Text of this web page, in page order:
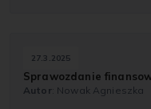
27.3.2025
Sprawozdanie
Autor: Nowak Agnieszka